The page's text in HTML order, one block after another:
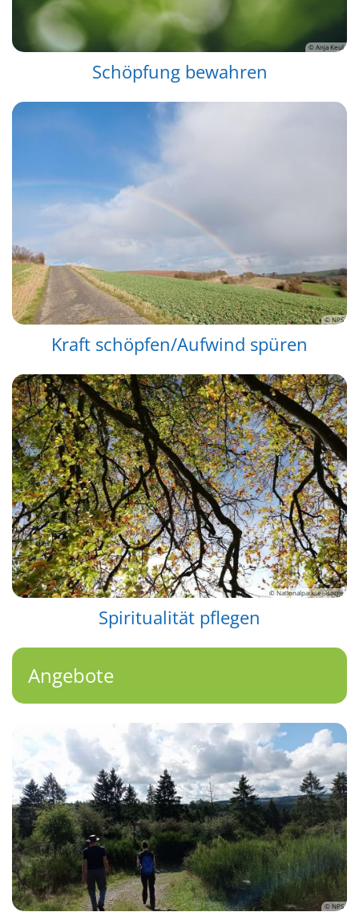
© Anja Keul
Schöpfung bewahren
© NPS
Kraft schöpfen/Aufwind spüren
© Nationalparkseelsorge
Spiritualität pflegen
Angebote
© NPS